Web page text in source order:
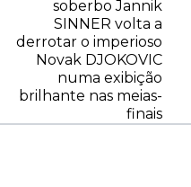
soberbo Jannik
SINNER volta a
derrotar o imperioso
Novak DJOKOVIC
numa exibição
brilhante nas meias-
finais